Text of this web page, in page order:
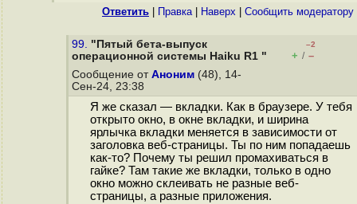
Ответить Правка| Наверх Cообщить модератору
99. "Пятый бета-выпуск
операционной системы Haiku R1 "
–2
+ / –
Сообщение от Аноним (48), 14-
Сен-24, 23:38
Я же сказал — вкладки. Как в браузере. У тебя
открыто окно, в окне вкладки, и ширина
ярлычка вкладки меняется в зависимости от
заголовка веб-страницы. Ты по ним попадаешь
как-то? Почему ты решил промахиваться в
гайке? Там такие же вкладки, только в одно
окно можно склеивать не разные веб-
страницы, а разные приложения.